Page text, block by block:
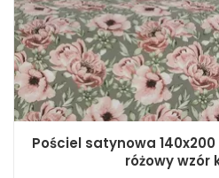
Pościel satynowa 140x200
różowy wzór